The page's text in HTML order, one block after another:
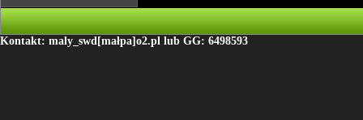
Kontakt: maly_swd[małpa]o2.pl lub GG: 6498593